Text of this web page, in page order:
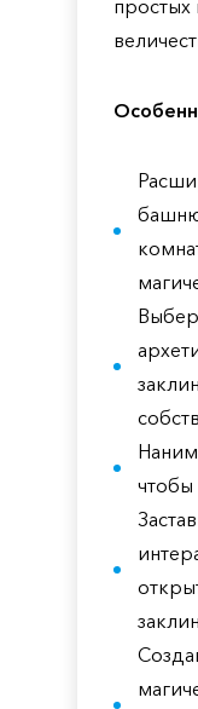
простых
чтобы